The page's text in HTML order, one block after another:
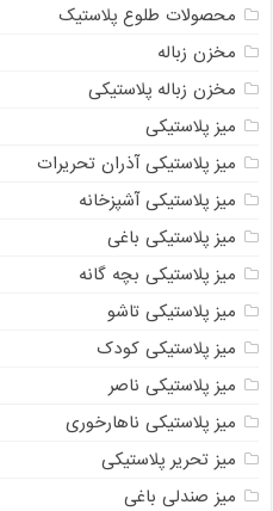
محصولات طلوع پلاستیک
مخزن زباله
مخزن زباله پلاستیکی
میز پلاستیکی
میز پلاستیکی آذران تحریرات
میز پلاستیکی آشپزخانه
میز پلاستیکی باغی
میز پلاستیکی بچه گانه
میز پلاستیکی تاشو
میز پلاستیکی کودک
میز پلاستیکی ناصر
میز پلاستیکی ناهارخوری
میز تحریر پلاستیکی
میز صندلی باغی